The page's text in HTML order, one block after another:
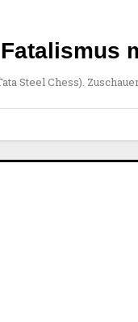
Steel Chess). Zuschauer